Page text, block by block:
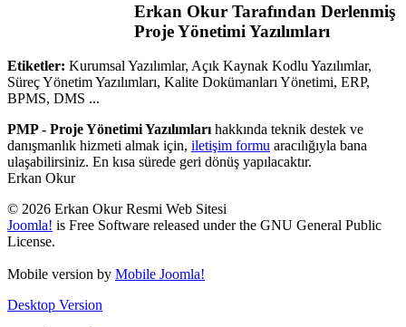
Erkan Okur Tarafından Derlenmiş
Proje Yönetimi Yazılımları
Etiketler: Kurumsal Yazılımlar, Açık Kaynak Kodlu Yazılımlar,
Süreç Yönetim Yazılımları, Kalite Dokümanları Yönetimi, ERP,
BPMS, DMS ...
PMP - Proje Yönetimi Yazılımlarıhakkında teknik destek ve
danışmanlık hizmeti almak için, iletişim formu aracılığıyla bana
ulaşabilirsiniz. En kısa sürede geri dönüş yapılacaktır.
Erkan Okur
© 2026 Erkan Okur Resmi Web Sitesi
Joomla! is Free Software released under the GNU General Public
License.
Mobile version by Mobile Joomla!
Desktop Version